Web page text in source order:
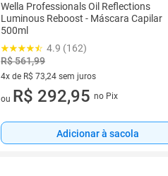
Wella Professionals Oil Reflections
Luminous Reboost - Máscara Capilar
500ml
4.9 (162)
R$ 561,99
4x de R$ 73,24 sem juros
4 vez de R$ 73,24 sem juros
ou R$ 292,95 no Pix
Adicionar à sacola